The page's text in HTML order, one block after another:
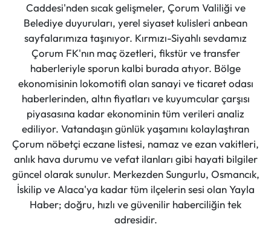
Caddesi'nden sıcak gelişmeler, Çorum Valiliği ve
Belediye duyuruları, yerel siyaset kulisleri anbean
sayfalarımıza taşınıyor. Kırmızı-Siyahlı sevdamız
Çorum FK'nın maç özetleri, fikstür ve transfer
haberleriyle sporun kalbi burada atıyor. Bölge
ekonomisinin lokomotifi olan sanayi ve ticaret odası
haberlerinden, altın fiyatları ve kuyumcular çarşısı
piyasasına kadar ekonominin tüm verileri analiz
ediliyor. Vatandaşın günlük yaşamını kolaylaştıran
Çorum nöbetçi eczane listesi, namaz ve ezan vakitleri,
anlık hava durumu ve vefat ilanları gibi hayati bilgiler
güncel olarak sunulur. Merkezden Sungurlu, Osmancık,
İskilip ve Alaca'ya kadar tüm ilçelerin sesi olan Yayla
Haber; doğru, hızlı ve güvenilir haberciliğin tek
adresidir.